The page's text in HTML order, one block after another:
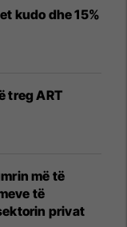
kudo dhe 15%
treg ART
më të
të
privat